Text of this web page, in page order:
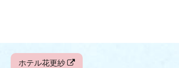
ホテル花更紗